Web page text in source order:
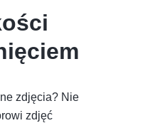
zdjęcia? Nie
zdjęć